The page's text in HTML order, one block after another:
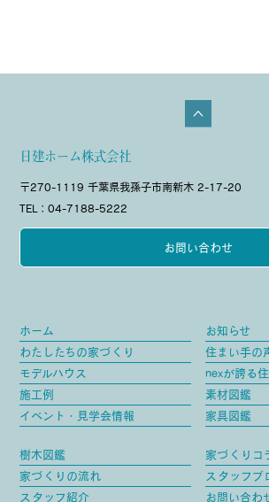
日建ホーム株式会社
〒270-1119 千葉県我孫子市南新木 2-17-20
TEL：04-7188-5222
お問い合わせ
ホーム
わたしたちの家づくり
モデルハウス
施工例
イベント・見学会情報
お知らせ
住まい手の
nexが誇る
素材図鑑
家具図鑑
樹木図鑑
家づくりの流れ
スタッフ紹介
家づくりコ
スタッフブ
お問い合わ